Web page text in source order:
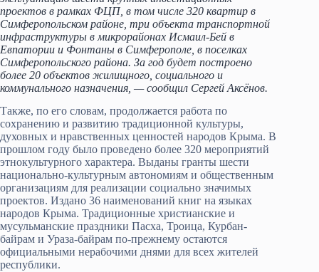
проектов в рамках ФЦП, в том числе 320 квартир в
Симферопольском районе, три объекта транспортной
инфраструктуры в микрорайонах Исмаил-Бей в
Евпатории и Фонтаны в Симферополе, в поселках
Симферопольского района. За год будет построено
более 20 объектов жилищного, социального и
коммунального назначения, — сообщил Сергей Аксёнов.
Также, по его словам, продолжается работа по
сохранению и развитию традиционной культуры,
духовных и нравственных ценностей народов Крыма. В
прошлом году было проведено более 320 мероприятий
этнокультурного характера. Выданы гранты шести
национально-культурным автономиям и общественным
организациям для реализации социально значимых
проектов. Издано 36 наименований книг на языках
народов Крыма. Традиционные христианские и
мусульманские праздники Пасха, Троица, Курбан-
байрам и Ураза-байрам по-прежнему остаются
официальными нерабочими днями для всех жителей
республики.